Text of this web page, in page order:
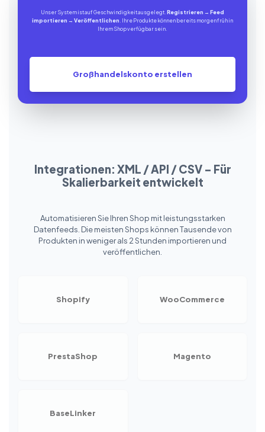
Unser System ist auf Geschwindigkeit ausgelegt. Registrieren → Feed
importieren → Veröffentlichen . Ihre Produkte können bereits morgen früh in
Ihrem Shop verfügbar sein.
Großhandelskonto erstellen
Integrationen: XML / API / CSV – Für
Skalierbarkeit entwickelt
Automatisieren Sie Ihren Shop mit leistungsstarken
Datenfeeds. Die meisten Shops können Tausende von
Produkten in weniger als 2 Stunden importieren und
veröffentlichen.
Shopify WooCommerce
PrestaShop Magento
BaseLinker